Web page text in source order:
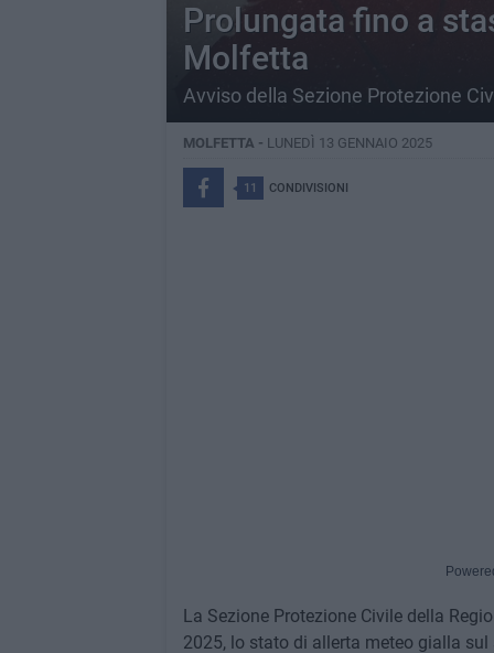
Prolungata fino a
Molfetta
Avviso della Sezione Protezione
MOLFETTA - LUNEDÌ 13 GENNAIO 2025
11 CONDIVISIONI
La Sezione Protezione Civile della
2025, lo stato di allerta meteo gialla